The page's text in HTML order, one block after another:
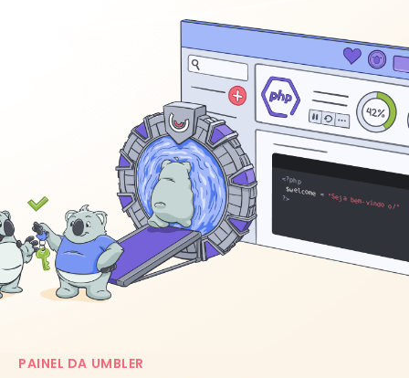
<?php
$welcome = "Seja bem-vindo o/"
echo
PAINEL DA UMBLER